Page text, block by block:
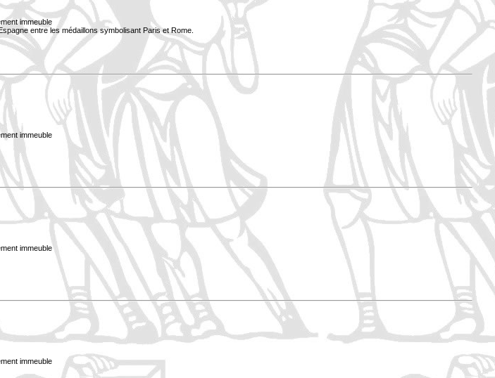
immeuble
entre les médaillons symbolisant Paris et Rome.
immeuble
immeuble
immeuble